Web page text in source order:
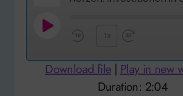
Play
10
Seconds
1x
Forward
Download file| Play in new
Duration: 2:04